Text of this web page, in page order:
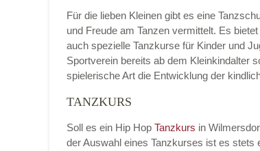
Für die lieben Kleinen gibt es eine
und Freude am Tanzen vermittelt. Es
auch spezielle Tanzkurse für Kinder und
Sportverein bereits ab dem Kleinkindalter
spielerische Art die Entwicklung der
TANZKURS
Soll es ein Hip Hop Tanzkurs in
der Auswahl eines Tanzkurses ist es